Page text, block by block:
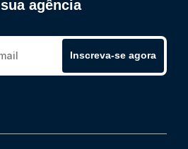
agência
Inscreva-se agora